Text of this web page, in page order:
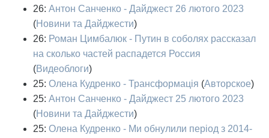
26: Антон Санченко - Дайджест 26 лютого 2023
(Новини та Дайджести)
26: Роман Цимбалюк - Путин в соболях рассказал
на сколько частей распадется Россия
(Видеоблоги)
25: Олена Кудренко - Трансформація (Авторское)
25: Антон Санченко - Дайджест 25 лютого 2023
(Новини та Дайджести)
25: Олена Кудренко - Ми обнулили період з 2014-